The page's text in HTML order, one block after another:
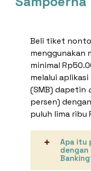
Top Up E-
Deposito
Transaksi
Pengaturan
Kirim ke
Transaksi
Beli tiket
menggunakan
minimal
melalui
(SMB) dapetin
persen)
puluh lima ribu
Apa itu
dengan